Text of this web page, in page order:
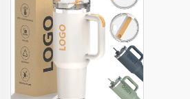
inoxidable amb nansa per
a begudes calentes i
fredes